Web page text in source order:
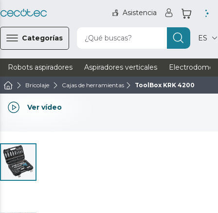
Asistencia
Categorías ¿Qué buscas? ES
Robots aspiradores Aspiradores verticales
Bricolaje Cajas de herramientas ToolBox KRK 4200
Ver vídeo